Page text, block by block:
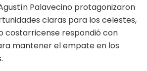
Palavecino protagonizaron
claras para los celestes,
costarricense respondió con
mantener el empate en los